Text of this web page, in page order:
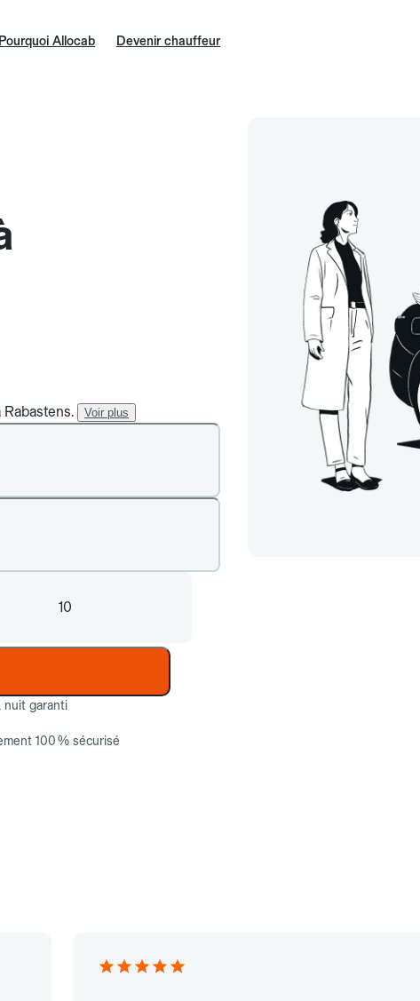
Pourquoi Allocab Devenir chauffeur
Voir plus
10
nuit garanti
100 % sécurisé